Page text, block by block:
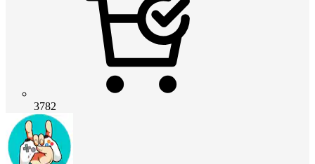
3782